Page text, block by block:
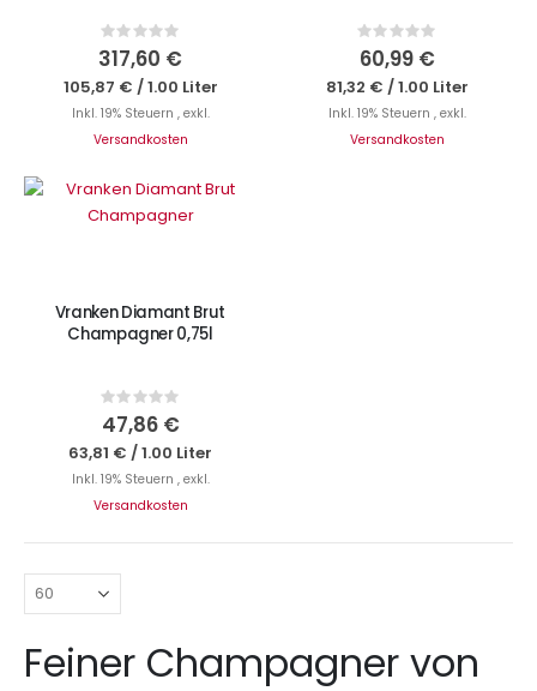
Rating:
0%
317,60 €
105,87 € /1.00 Liter
Inkl. 19% Steuern , exkl.
Versandkosten
Rating:
0%
60,99 €
81,32 € /1.00 Liter
Inkl. 19% Steuern , exkl.
Versandkosten
Nicht auf Lager
Vranken Diamant Brut
Champagner 0,75l
Rating:
0%
47,86 €
63,81 € /1.00 Liter
Inkl. 19% Steuern , exkl.
Versandkosten
Feiner Champagner von